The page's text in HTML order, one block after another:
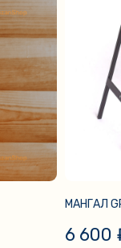
МАНГАЛ
6 600